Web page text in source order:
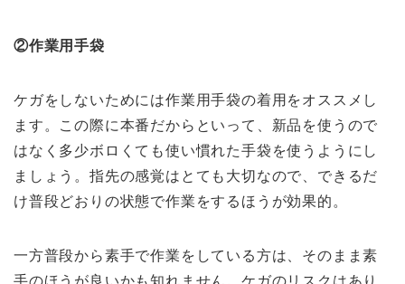
②作業用手袋
ケガをしないためには作業用手袋の着用をオススメし
ます。この際に本番だからといって、新品を使うので
はなく多少ボロくても使い慣れた手袋を使うようにし
ましょう。指先の感覚はとても大切なので、できるだ
け普段どおりの状態で作業をするほうが効果的。
一方普段から素手で作業をしている方は、そのまま素
手のほうが良いかも知れません。ケガのリスクはあり